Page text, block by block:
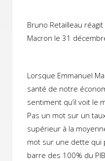
Bruno Retailleau réagit
Macron le 31
Lorsque Emmanuel
santé de notre
sentiment qu’il voit le
Pas un mot sur un
supérieur à la
mot sur une dette qui
barre des 100% du